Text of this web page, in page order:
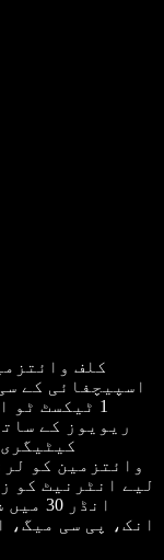
کلف
اسپیچفائی کے
ریویوز کے
وائتزمین کو
انڈر
انک، پی سی میگ،